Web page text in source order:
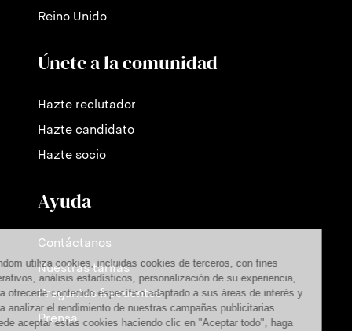
Reino Unido
Únete a la comunidad
Hazte reclutador
Hazte candidato
Hazte socio
Ayuda
Contáctanos
Nuestras tarifas
Preguntas frecuentes
Prensa